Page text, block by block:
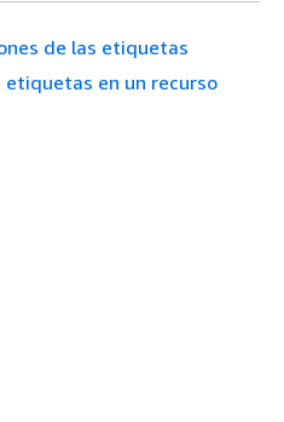
de las etiquetas
etiquetas en un recurso